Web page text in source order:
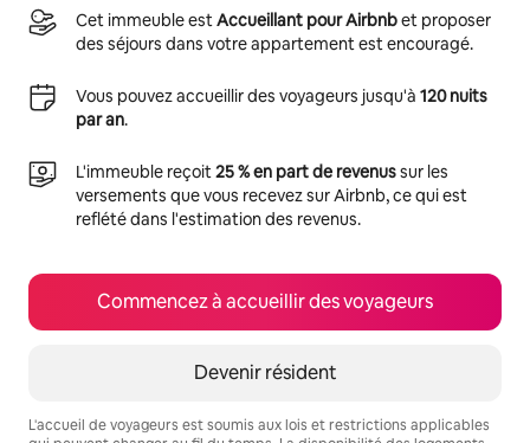
Cet immeuble estAccueillant pour Airbnbet proposer
des séjours dans votre appartement est encouragé.
Vous pouvez accueillir des voyageurs jusqu'à 120 nuits
par an.
L'immeuble reçoit25 % en part de revenussur les
versements que vous recevez sur Airbnb, ce qui est
reflété dans l'estimation des revenus.
Commencez à accueillir des voyageurs
Devenir résident
L'accueil de voyageurs est soumis aux lois et restrictions applicables